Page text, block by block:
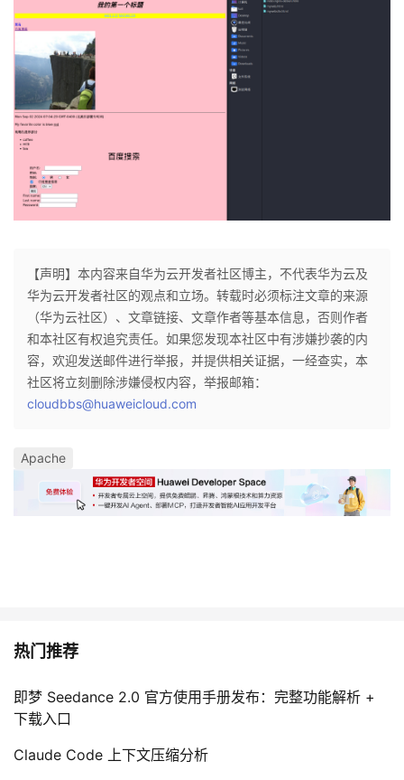
【声明】本内容来自华为云开发者社区博主，不代表华为云及
华为云开发者社区的观点和立场。转载时必须标注文章的来源
（华为云社区）、文章链接、文章作者等基本信息，否则作者
和本社区有权追究责任。如果您发现本社区中有涉嫌抄袭的内
容，欢迎发送邮件进行举报，并提供相关证据，一经查实，本
社区将立刻删除涉嫌侵权内容，举报邮箱：
cloudbbs@huaweicloud.com
Apache
热门推荐
即梦 Seedance 2.0 官方使用手册发布：完整功能解析 +
下载入口
Claude Code 上下文压缩分析